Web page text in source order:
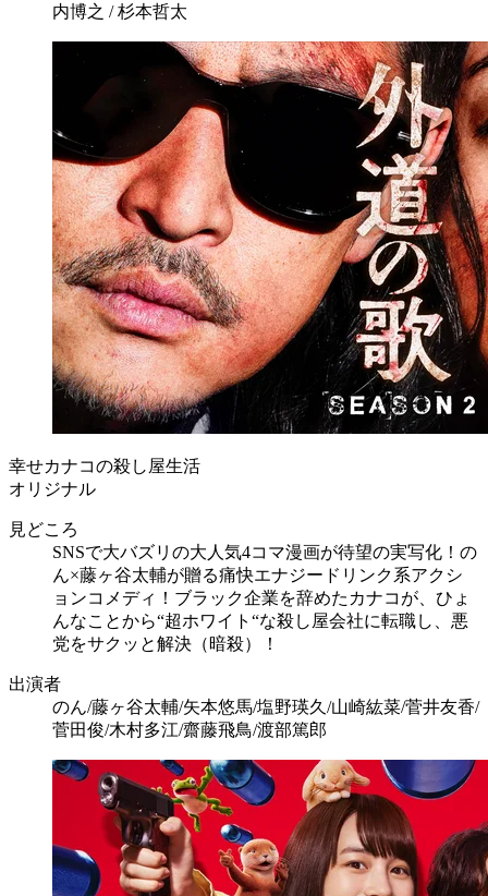
内博之 / 杉本哲太
幸せカナコの殺し屋生活
オリジナル
見どころ
SNSで大バズリの大人気4コマ漫画が待望の実写化！の
ん×藤ヶ谷太輔が贈る痛快エナジードリンク系アクシ
ョンコメディ！ブラック企業を辞めたカナコが、ひょ
んなことから“超ホワイト“な殺し屋会社に転職し、悪
党をサクッと解決（暗殺）！
出演者
のん/藤ヶ谷太輔/矢本悠馬/塩野瑛久/山崎紘菜/菅井友香/
菅田俊/木村多江/齋藤飛鳥/渡部篤郎